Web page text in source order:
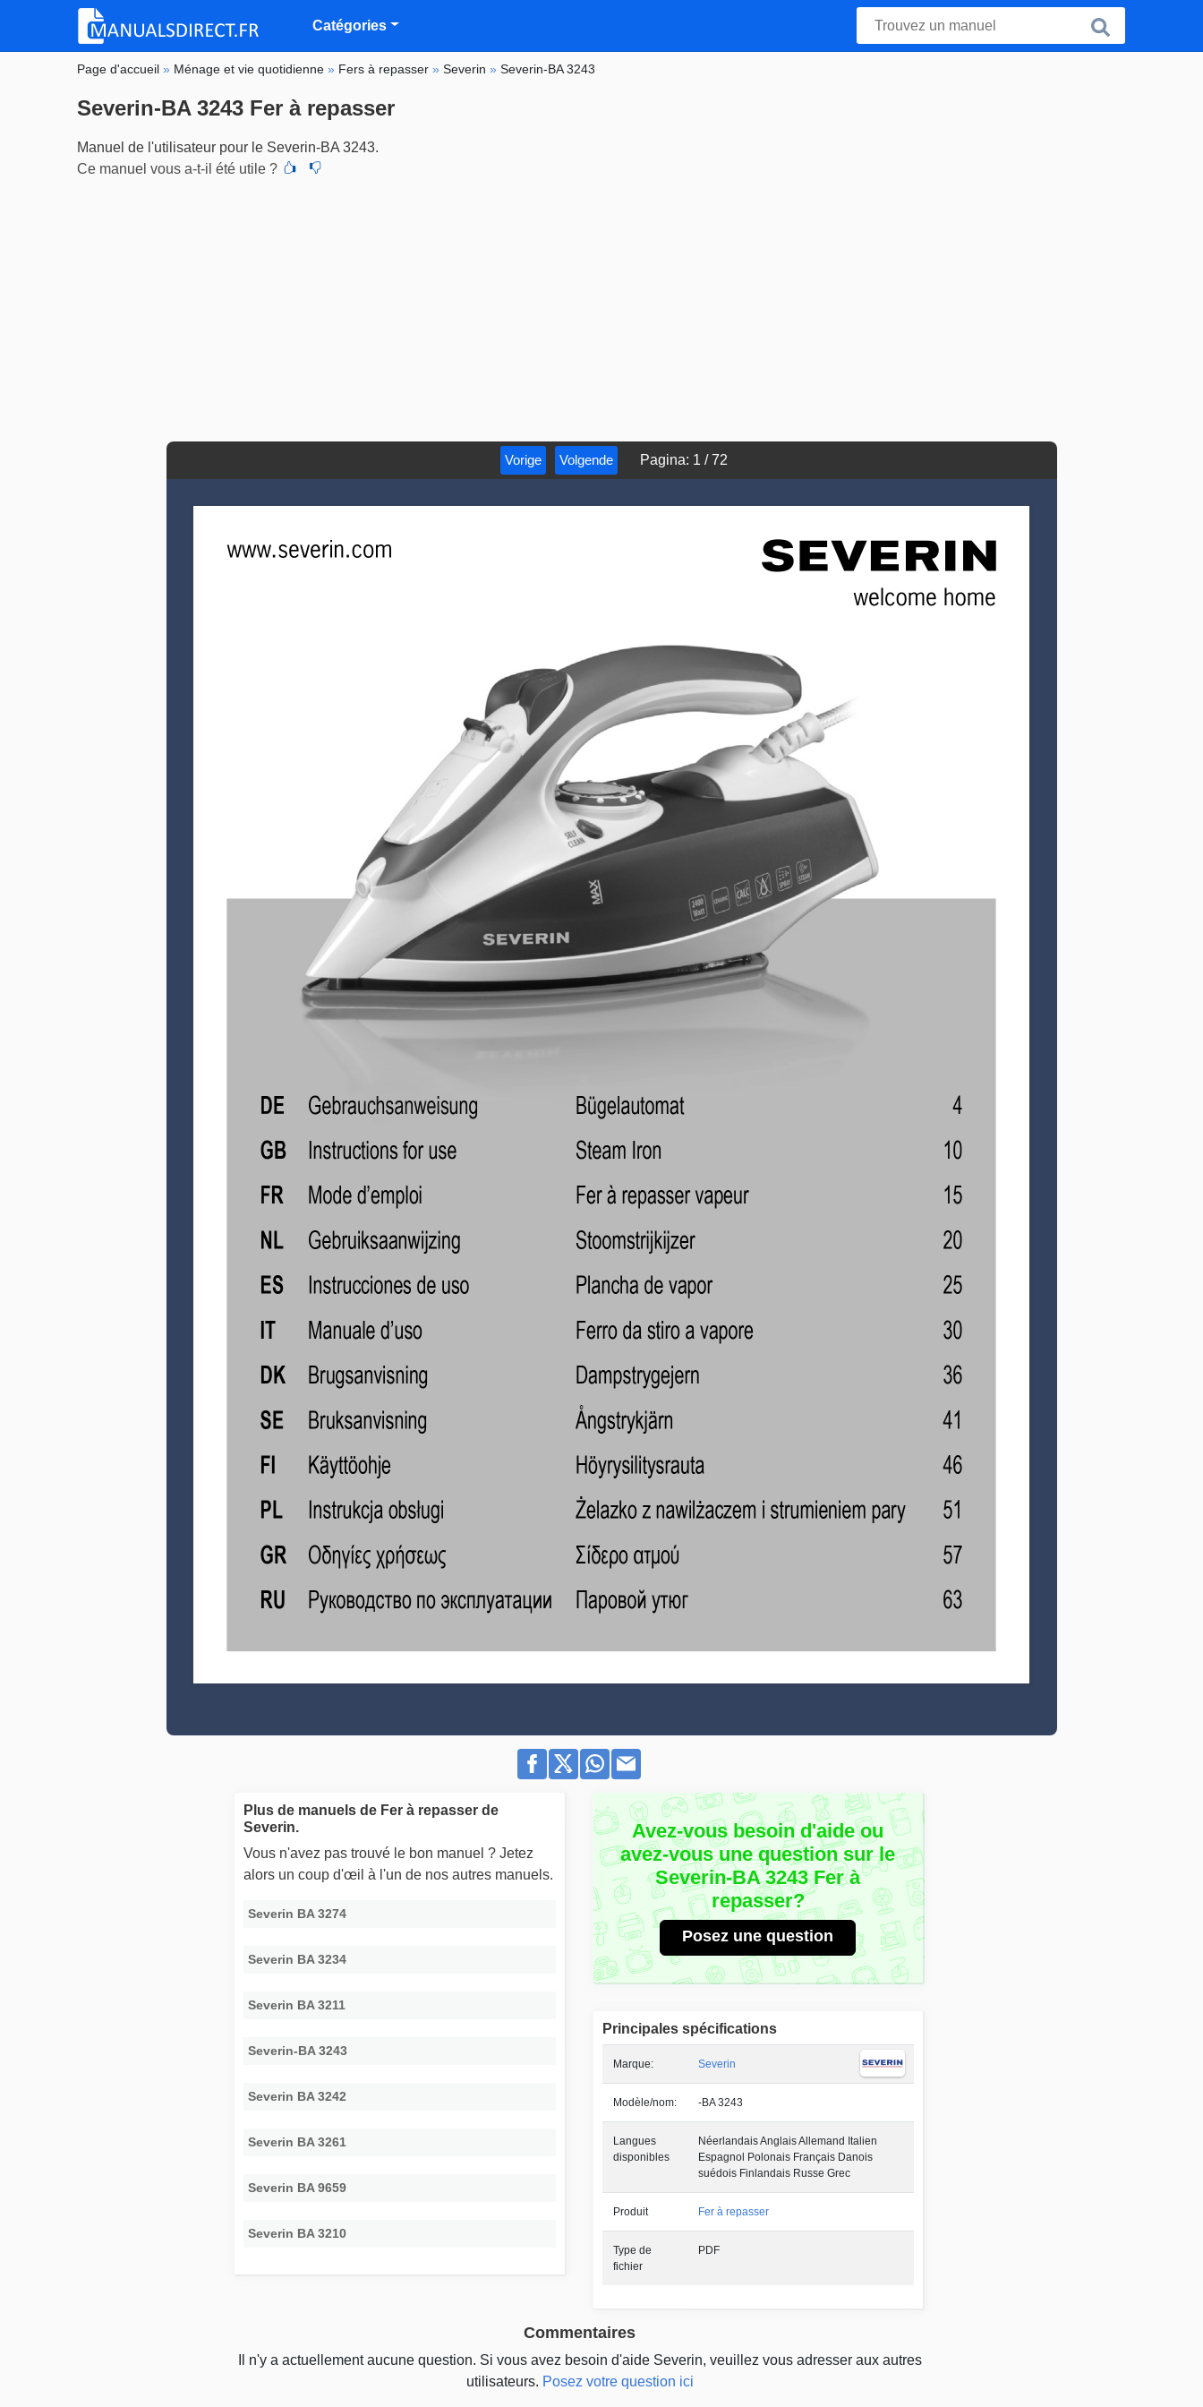
Catégories
Page d'accueil » Ménage et vie quotidienne » Fers à repasser »Severin »Severin-BA 3243
Severin-BA 3243 Fer à repasser
Manuel de l'utilisateur pour le Severin-BA 3243.
Ce manuel vous a-t-il été utile ?
Vorige Volgende Pagina: 1 /72
Avez-vous besoin d'aide ou
avez-vous une question sur le
Severin-BA 3243 Fer à
repasser?
Posez une question
Principales spécifications
Marque: Severin
Modèle/nom: -BA 3243
Langues
disponibles
Néerlandais Anglais Allemand Italien
Espagnol Polonais Français Danois
suédois Finlandais Russe Grec
Produit Fer à repasser
Type de
fichier
PDF
Plus de manuels de Fer à repasser de
Severin.
Vous n'avez pas trouvé le bon manuel ? Jetez
alors un coup d'œil à l'un de nos autres manuels.
Severin BA 3274
Severin BA 3234
Severin BA 3211
Severin-BA 3243
Severin BA 3242
Severin BA 3261
Severin BA 9659
Severin BA 3210
Commentaires
Il n'y a actuellement aucune question. Si vous avez besoin d'aide Severin, veuillez vous adresser aux autres
utilisateurs. Posez votre question ici